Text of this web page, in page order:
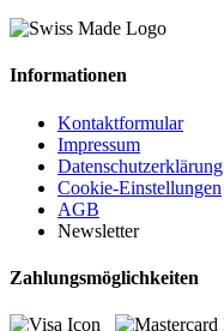
Informationen
Kontaktformular
Impressum
Datenschutzerklärung
Cookie-Einstellungen
AGB
Newsletter
Zahlungsmöglichkeiten